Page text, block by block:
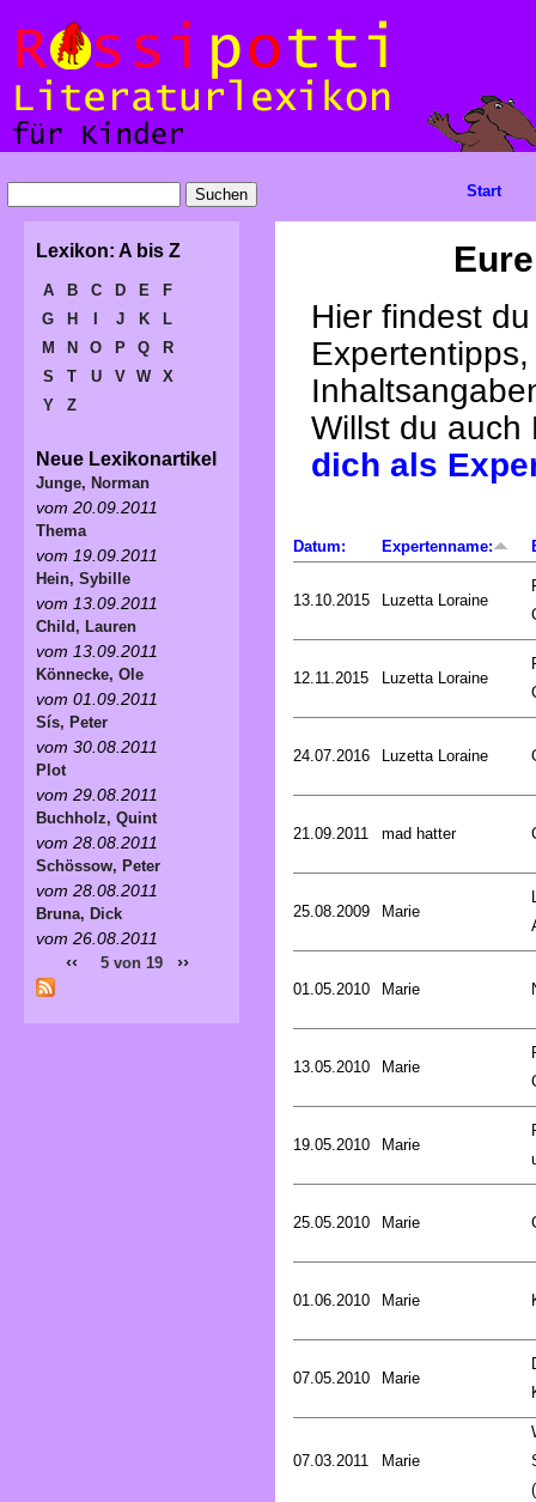
Hier findest
Willst du
dich als
Datum: Expertenname:
13.10.2015 Luzetta Loraine
12.11.2015 Luzetta Loraine
24.07.2016 Luzetta Loraine
21.09.2011 mad hatter
25.08.2009 Marie
01.05.2010 Marie
13.05.2010 Marie
19.05.2010 Marie
25.05.2010 Marie
01.06.2010 Marie
07.05.2010 Marie
07.03.2011 Marie
Start
Lexikon: A bis Z
A B C D E
F
G
H J K
L
M
N O P Q
R
S
T U V W
X
Y
Z
Neue Lexikonartikel
Junge, Norman
vom 20.09.2011
Thema
vom 19.09.2011
Hein, Sybille
vom 13.09.2011
Child, Lauren
vom 13.09.2011
Könnecke, Ole
vom 01.09.2011
Sís, Peter
vom 30.08.2011
Plot
vom 29.08.2011
Buchholz, Quint
vom 28.08.2011
Schössow, Peter
vom 28.08.2011
Bruna, Dick
vom 26.08.2011
‹‹ 5 von 19 ››